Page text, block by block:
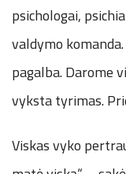
psichologai,
valdymo
pagalba. Darome
vyksta tyrimas.
Viskas vyko